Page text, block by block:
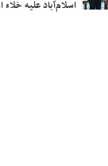
اسلام‌آباد علیه